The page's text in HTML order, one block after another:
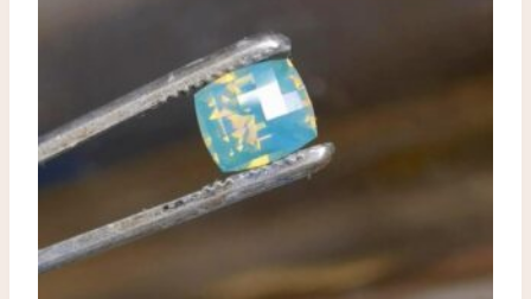
Ces cookies servent à vous proposer des publicités
adaptées à vos centres d'intérêt.